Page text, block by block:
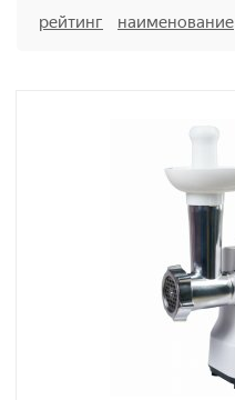
рейтинг
наименование